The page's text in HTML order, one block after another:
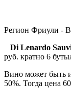
Регион Фриули -
Di Lenardo
руб. кратно 6
Вино может быть
50%. Тогда цена